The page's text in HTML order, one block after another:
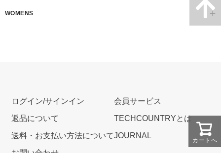
WOMENS
カートへ
ログイン/サインイン
返品について
送料・お支払い方法について
会員サービス
TECHCOUNTRYとは
JOURNAL